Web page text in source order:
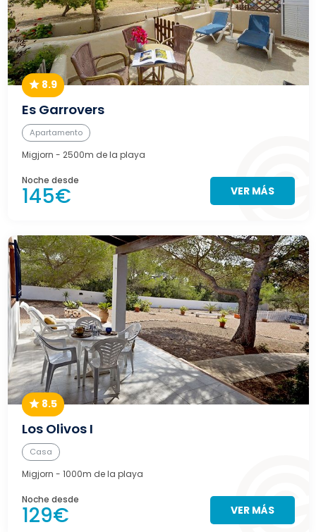
8.9
Es Garrovers
Apartamento
Migjorn - 2500m de la playa
Noche desde
145€ VER MÁS
8.5
Los Olivos I
Casa
Migjorn - 1000m de la playa
Noche desde
129€ VER MÁS